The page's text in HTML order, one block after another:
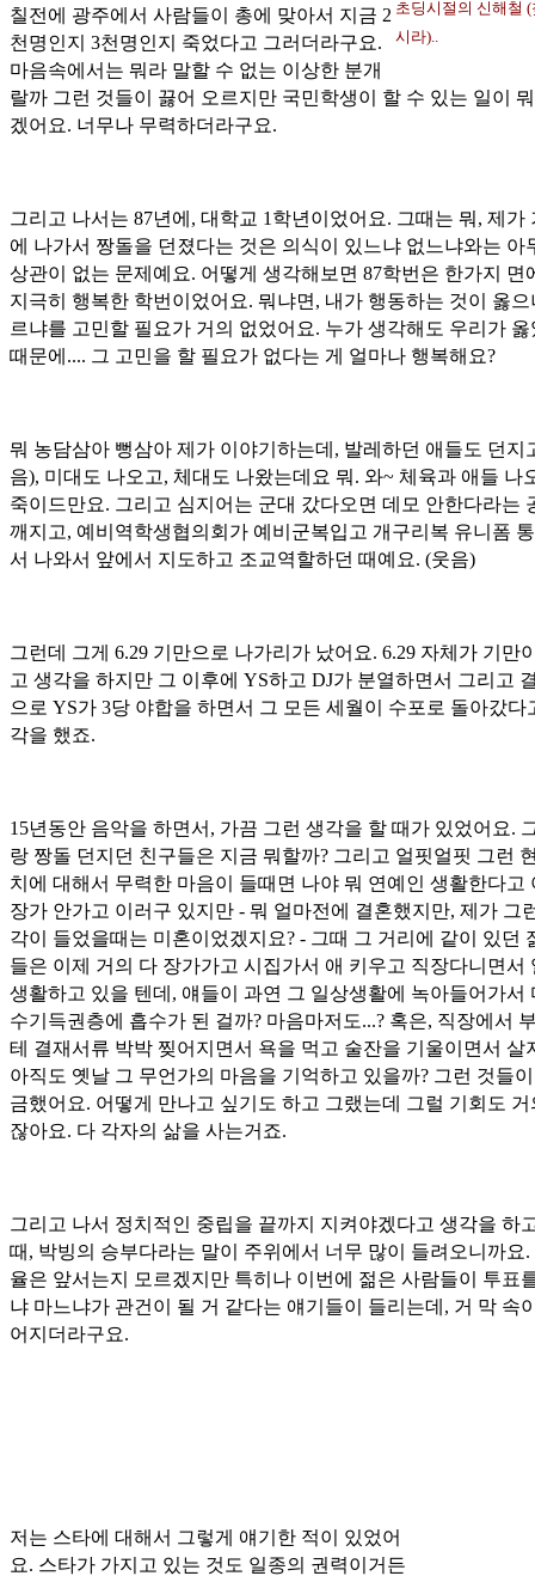
초딩시절의 신해철
시라)..
칠전에 광주에서 사람들이 총에 맞아서 지금 2
천명인지 3천명인지 죽었다고 그러더라구요.
마음속에서는 뭐라 말할 수 없는 이상한 분개
랄까 그런 것들이 끓어 오르지만 국민학생이 할 수 있는 일이
겠어요. 너무나 무력하더라구요.
그리고 나서는 87년에, 대학교 1학년이었어요. 그때는 뭐, 제가
에 나가서 짱돌을 던졌다는 것은 의식이 있느냐 없느냐와는 아
상관이 없는 문제예요. 어떻게 생각해보면 87학번은 한가지 면
지극히 행복한 학번이었어요. 뭐냐면, 내가 행동하는 것이 옳으
르냐를 고민할 필요가 거의 없었어요. 누가 생각해도 우리가 옳
때문에.... 그 고민을 할 필요가 없다는 게 얼마나 행복해요?
뭐 농담삼아 뻥삼아 제가 이야기하는데, 발레하던 애들도 던지
음), 미대도 나오고, 체대도 나왔는데요 뭐. 와~ 체육과 애들 나
죽이드만요. 그리고 심지어는 군대 갔다오면 데모 안한다라는
깨지고, 예비역학생협의회가 예비군복입고 개구리복 유니폼
서 나와서 앞에서 지도하고 조교역할하던 때예요. (웃음)
그런데 그게 6.29 기만으로 나가리가 났어요. 6.29 자체가 기만
고 생각을 하지만 그 이후에 YS하고 DJ가 분열하면서 그리고
으로 YS가 3당 야합을 하면서 그 모든 세월이 수포로 돌아갔다
각을 했죠.
15년동안 음악을 하면서, 가끔 그런 생각을 할 때가 있었어요.
랑 짱돌 던지던 친구들은 지금 뭐할까? 그리고 얼핏얼핏 그런
치에 대해서 무력한 마음이 들때면 나야 뭐 연예인 생활한다고
장가 안가고 이러구 있지만 - 뭐 얼마전에 결혼했지만, 제가 그
각이 들었을때는 미혼이었겠지요? - 그때 그 거리에 같이 있던
들은 이제 거의 다 장가가고 시집가서 애 키우고 직장다니면서
생활하고 있을 텐데, 얘들이 과연 그 일상생활에 녹아들어가서
수기득권층에 흡수가 된 걸까? 마음마저도...? 혹은, 직장에서
테 결재서류 박박 찢어지면서 욕을 먹고 술잔을 기울이면서 살
아직도 옛날 그 무언가의 마음을 기억하고 있을까? 그런 것들
금했어요. 어떻게 만나고 싶기도 하고 그랬는데 그럴 기회도 거
잖아요. 다 각자의 삶을 사는거죠.
그리고 나서 정치적인 중립을 끝까지 지켜야겠다고 생각을 하
때, 박빙의 승부다라는 말이 주위에서 너무 많이 들려오니까요.
율은 앞서는지 모르겠지만 특히나 이번에 젊은 사람들이 투표
냐 마느냐가 관건이 될 거 같다는 얘기들이 들리는데, 거 막 속
어지더라구요.
저는 스타에 대해서 그렇게 얘기한 적이 있었어
요. 스타가 가지고 있는 것도 일종의 권력이거든